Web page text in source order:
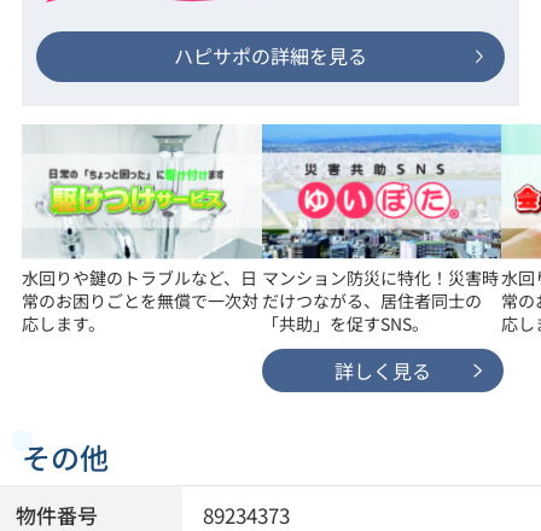
ハピサポの詳細を見る
水回りや鍵のトラブルなど、日
常のお困りごとを無償で一次対
応します。
マンション防災に特化！災害時
だけつながる、居住者同士の
「共助」を促すSNS。
詳しく見る
水回
常の
応し
その他
物件番号 89234373